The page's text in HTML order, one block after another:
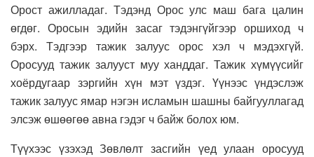
Орост ажилладаг. Тэдэнд Орос улс маш бага цалин
өгдөг. Оросын эдийн засаг тэдэнгүйгээр оршиход ч
бэрх. Тэдгээр тажик залуус орос хэл ч мэдэхгүй.
Оросууд тажик залууст муу ханддаг. Тажик хүмүүсийг
хоёрдугаар зэргийн хүн мэт үздэг. Үүнээс үндэслэж
тажик залуус ямар нэгэн исламын шашны байгууллагад
элсэж өшөөгөө авна гэдэг ч байж болох юм.
Түүхээс үзэхэд Зөвлөлт засгийн үед улаан оросууд